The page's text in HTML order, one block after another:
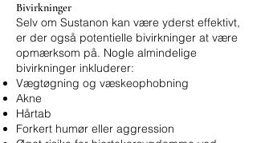
Bivirkninger
Selv om Sustanon kan være yderst effektivt,
er der også potentielle bivirkninger at være
opmærksom på. Nogle almindelige
bivirkninger inkluderer:
Vægtøgning og væskeophobning
Akne
Hårtab
Forkert humør eller aggression